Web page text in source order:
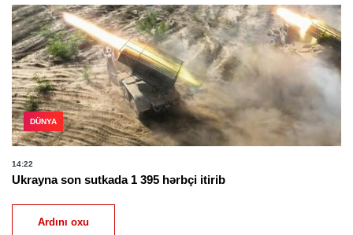
DÜNYA
14:22
Ukrayna son sutkada 1 395 hərbçi itirib
Ardını oxu